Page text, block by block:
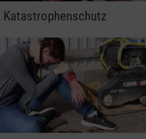
Katastrophenschutz